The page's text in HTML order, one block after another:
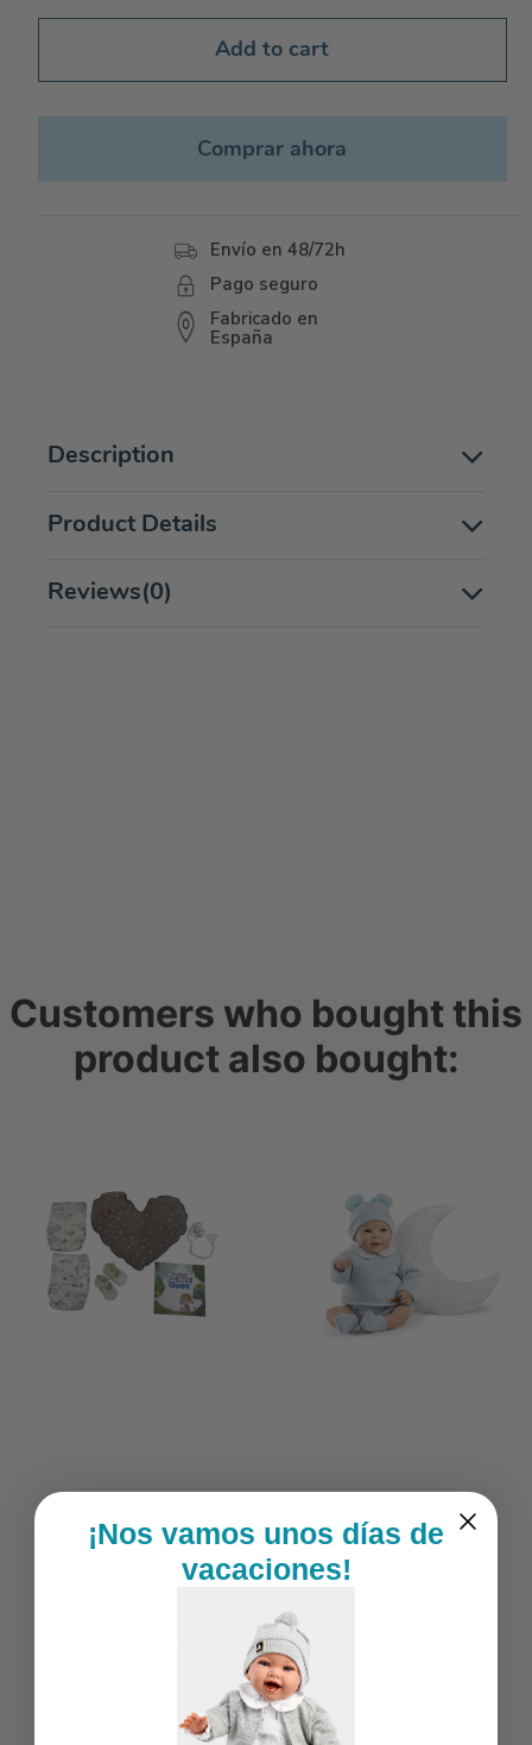
Add to cart
Comprar ahora
Envío en 48/72h
Pago seguro
Fabricado en
España
Description
Product Details
Reviews(0)
Customers who bought this
product also bought:
¡Nos vamos unos días de
vacaciones!